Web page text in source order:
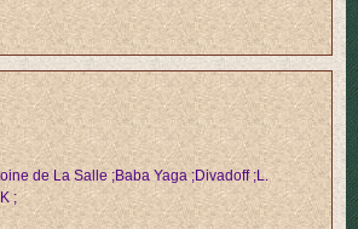
de La Salle ;Baba Yaga ;Divadoff ;L.
;